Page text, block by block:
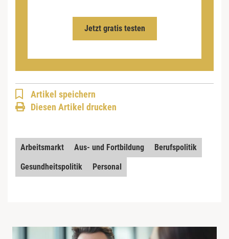
Jetzt gratis testen
Artikel speichern
Diesen Artikel drucken
Arbeitsmarkt Aus- und Fortbildung
Berufspolitik
Gesundheitspolitik
Personal